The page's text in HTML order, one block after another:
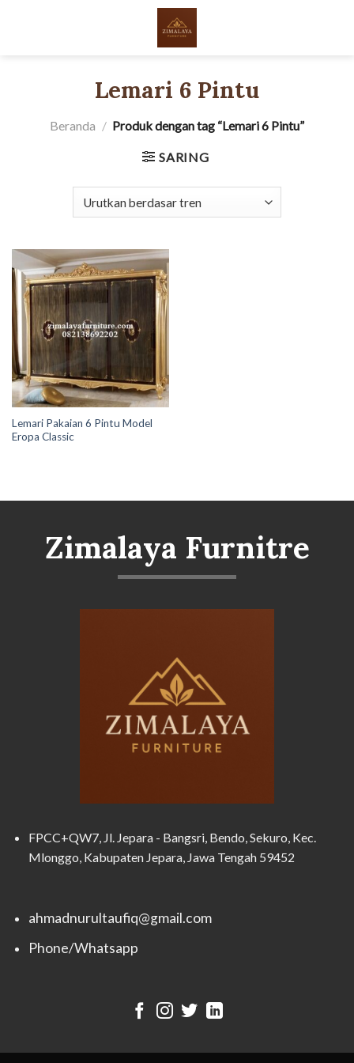
Lemari 6 Pintu
Beranda / Produk dengan tag “Lemari 6 Pintu”
SARING
Lemari Pakaian 6 Pintu Model
Eropa Classic
Zimalaya Furnitre
FPCC+QW7, Jl. Jepara - Bangsri, Bendo, Sekuro, Kec.
Mlonggo, Kabupaten Jepara, Jawa Tengah 59452
ahmadnurultaufiq@gmail.com
Phone/Whatsapp